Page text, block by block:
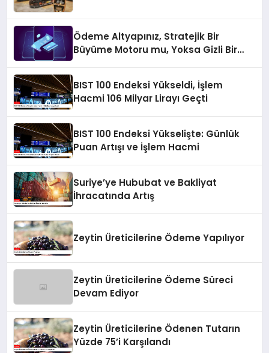
Ödeme Altyapınız, Stratejik Bir
Büyüme Motoru mu, Yoksa Gizli Bir
BIST 100 Endeksi Yükseldi, İşlem
Hacmi 106 Milyar Lirayı Geçti
BIST 100 Endeksi Yükselişte: Günlük
Puan Artışı ve İşlem Hacmi
Suriye’ye Hububat ve Bakliyat
İhracatında Artış
Zeytin Üreticilerine Ödeme Yapılıyor
Zeytin Üreticilerine Ödeme Süreci
Devam Ediyor
Zeytin Üreticilerine Ödenen Tutarın
Yüzde 75’i Karşılandı